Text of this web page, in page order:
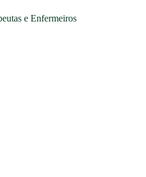
e Enfermeiros